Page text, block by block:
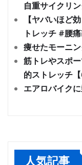
自重サイクリ
【ヤバいほど
トレッチ #腰
痩せたモーニ
筋トレやスポ
的ストレッチ【
エアロバイク
人気記事